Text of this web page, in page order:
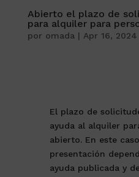
Abierto el plazo de
para alquiler para
por omada | Apr 16, 2024
El plazo de
ayuda al alquiler
abierto. En este
presentación
ayuda publicada y